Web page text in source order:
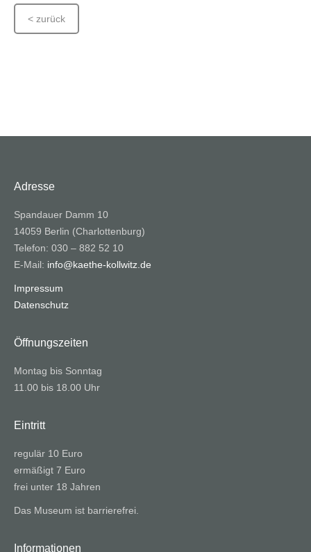
< zurück
Adresse
Spandauer Damm 10
14059 Berlin (Charlottenburg)
Telefon: 030 – 882 52 10
E-Mail: info@kaethe-kollwitz.de
Impressum
Datenschutz
Öffnungszeiten
Montag bis Sonntag
11.00 bis 18.00 Uhr
Eintritt
regulär 10 Euro
ermäßigt 7 Euro
frei unter 18 Jahren
Das Museum ist barrierefrei.
Informationen